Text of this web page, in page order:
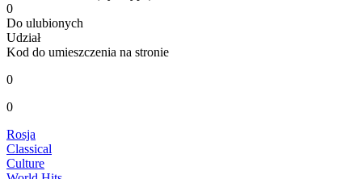
0
Do ulubionych
Udział
Kod do umieszczenia na stronie
0
0
Rosja
Classical
Culture